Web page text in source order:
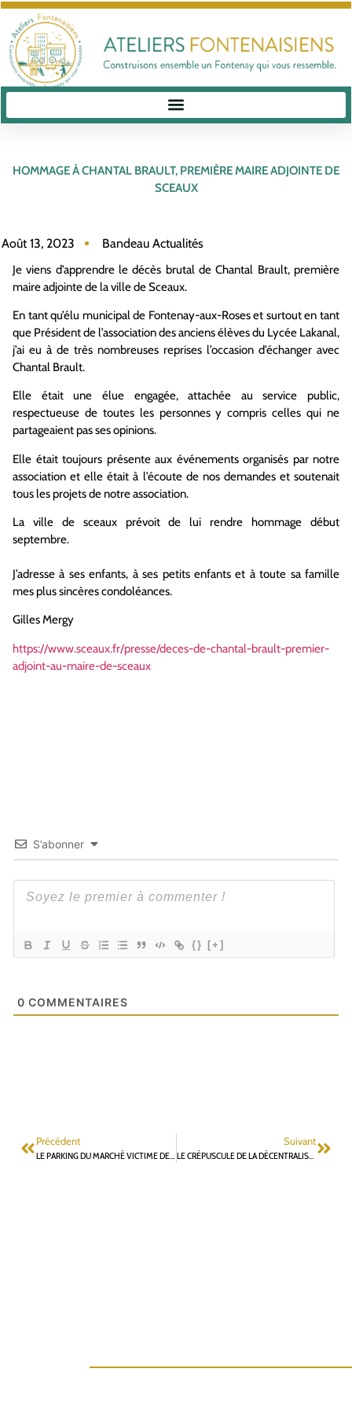
HOMMAGE À CHANTAL BRAULT, PREMIÈRE MAIRE ADJOINTE DE
SCEAUX
Août 13, 2023 Bandeau Actualités
Je viens d’apprendre le décès brutal de Chantal Brault, première
maire adjointe de la ville de Sceaux.
En tant qu’élu municipal de Fontenay-aux-Roses et surtout en tant
que Président de l’association des anciens élèves du Lycée Lakanal,
j’ai eu à de très nombreuses reprises l’occasion d’échanger avec
Chantal Brault.
Elle était une élue engagée, attachée au service public,
respectueuse de toutes les personnes y compris celles qui ne
partageaient pas ses opinions.
Elle était toujours présente aux événements organisés par notre
association et elle était à l’écoute de nos demandes et soutenait
tous les projets de notre association.
La ville de sceaux prévoit de lui rendre hommage début
septembre.
J’adresse à ses enfants, à ses petits enfants et à toute sa famille
mes plus sincères condoléances.
Gilles Mergy
https://www.sceaux.fr/presse/deces-de-chantal-brault-premier-
adjoint-au-maire-de-sceaux
S’abonner
{} [+]
0 COMMENTAIRES
Précédent
LE PARKING DU MARCHÉ VICTIME DE LA PHYSIQUE QUANTIQUE ?
Suivant
LE CRÉPUSCULE DE LA DÉCENTRALISATION ?